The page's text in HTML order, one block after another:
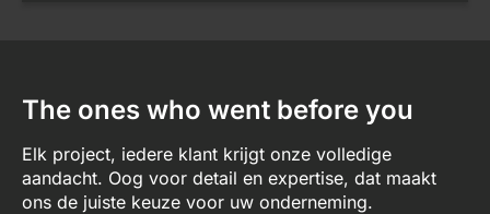
The ones who went before you
Elk project, iedere klant krijgt onze volledige
aandacht. Oog voor detail en expertise, dat maakt
ons de juiste keuze voor uw onderneming.